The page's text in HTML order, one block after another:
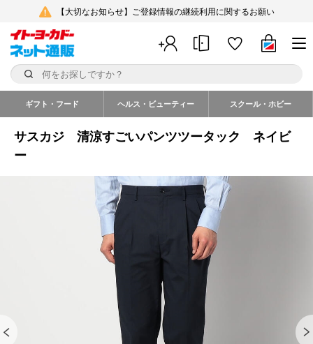
【大切なお知らせ】ご登録情報の継続利用に関するお願い
ギフト・フード ヘルス・ビューティー スクール・ホビー
サスカジ 清涼すごいパンツツータック ネイビ
ー